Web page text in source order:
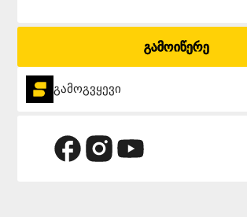
გამოიწერე
გამოგვყევი